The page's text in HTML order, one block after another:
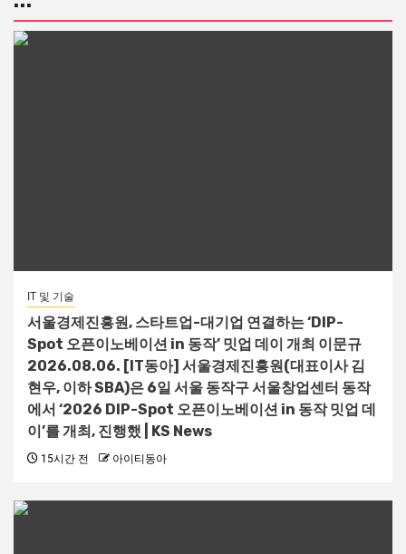
IT 및 기술
서울경제진흥원, 스타트업-대기업 연결하는 ‘DIP-
Spot 오픈이노베이션 in 동작’ 밋업 데이 개최 이문규
2026.08.06. [IT동아] 서울경제진흥원(대표이사 김
현우, 이하 SBA)은 6일 서울 동작구 서울창업센터 동작
에서 ‘2026 DIP-Spot 오픈이노베이션 in 동작 밋업 데
이’를 개최, 진행했 | KS News
15시간 전 아이티동아